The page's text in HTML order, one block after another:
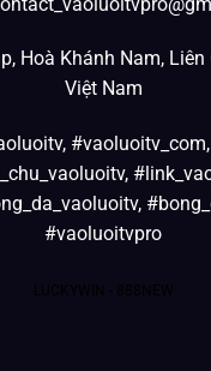
Hoà Khánh Nam, Liên
Việt Nam
#vaoluoitvpro